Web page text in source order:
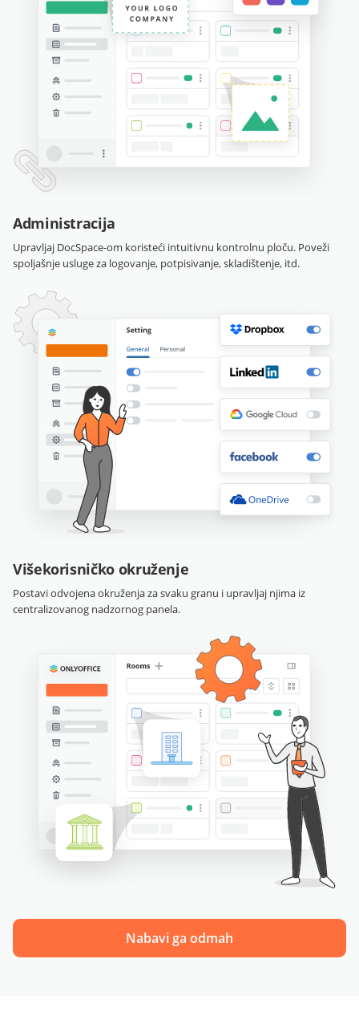
Administracija
Upravljaj DocSpace-om koristeći intuitivnu kontrolnu ploču. Poveži
spoljašnje usluge za logovanje, potpisivanje, skladištenje, itd.
Višekorisničko okruženje
Postavi odvojena okruženja za svaku granu i upravljaj njima iz
centralizovanog nadzornog panela.
Nabavi ga odmah